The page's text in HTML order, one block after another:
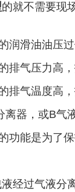
的就不需要现
润滑油油压
排气压力高，
排气温度高，
离器，或B气
功能是为了
液经过气液